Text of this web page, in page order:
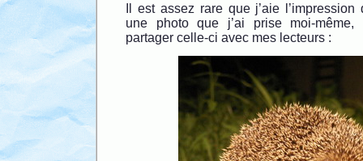
Il est assez rare que j’aie
une photo que j’ai prise moi-
partager celle-ci avec mes lecteurs :